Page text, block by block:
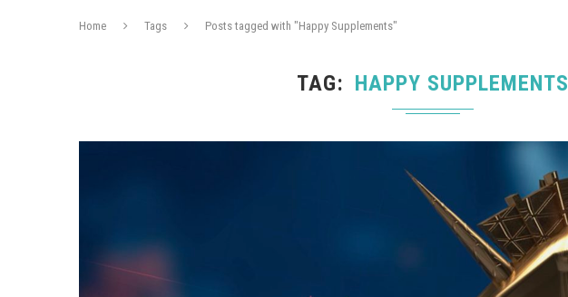
Home Tags Posts tagged with "Happy Supplements"
TAG HAPPY SUPPLEMENTS